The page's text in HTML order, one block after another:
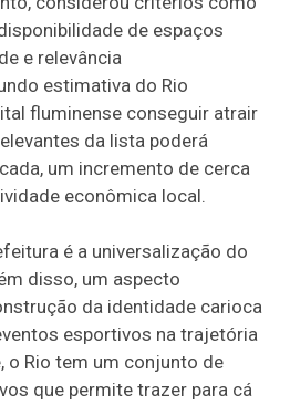
de espaços
e relevância
estimativa do Rio
fluminense conseguir atrair
da lista poderá
um incremento de cerca
econômica local.
é a universalização do
disso, um aspecto
da identidade carioca
esportivos na trajetória
o Rio tem um conjunto de
que permite trazer para cá